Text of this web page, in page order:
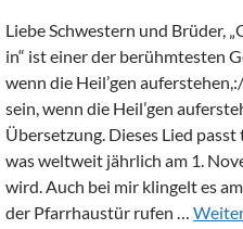
Liebe Schwestern und Brüder,
in“ ist einer der berühmtesten
wenn die Heil’gen
sein, wenn die Heil’gen
Übersetzung. Dieses Lied
was weltweit jährlich am 1.
wird. Auch bei mir klingelt es
der Pfarrhaustür rufen …